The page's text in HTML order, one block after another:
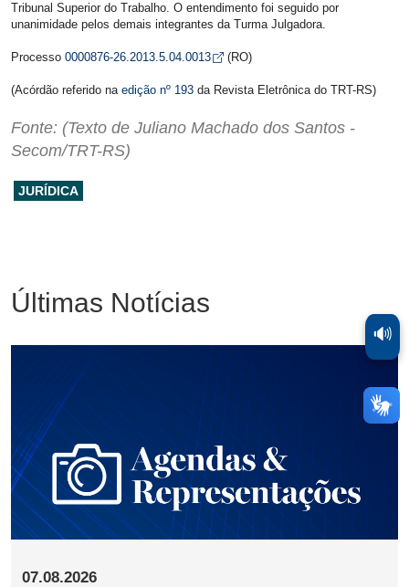
Tribunal Superior do Trabalho. O entendimento foi seguido por
unanimidade pelos demais integrantes da Turma Julgadora.
Processo 0000876-26.2013.5.04.0013 Abre em nova aba
(RO)
(Acórdão referido na edição nº 193 da Revista Eletrônica do TRT-RS)
Fonte: (Texto de Juliano Machado dos Santos -
Secom/TRT-RS)
JURÍDICA
Últimas Notícias
07.08.2026
🔊